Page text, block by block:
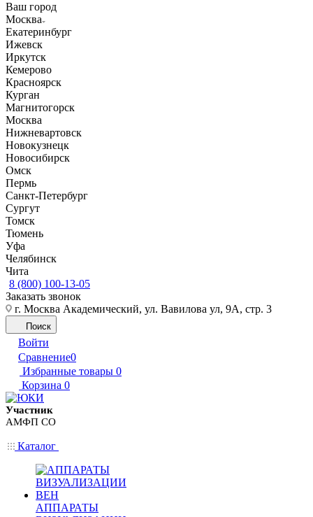
Ваш город
Москва
Екатеринбург
Ижевск
Иркутск
Кемерово
Красноярск
Курган
Магнитогорск
Москва
Нижневартовск
Новокузнецк
Новосибирск
Омск
Пермь
Санкт-Петербург
Сургут
Томск
Тюмень
Уфа
Челябинск
Чита
8 (800) 100-13-05
Заказать звонок
г. Москва Академический, ул. Вавилова ул, 9А, стр. 3
Поиск
Войти
Сравнение0
Избранные товары 0
Корзина 0
Участник
АМФП СО
Каталог
АППАРАТЫ